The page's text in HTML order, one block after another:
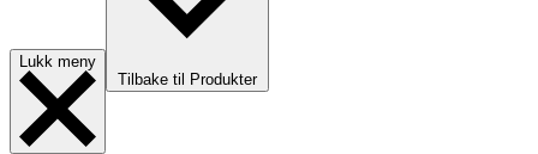
Lukk meny
Tilbake til Produkter